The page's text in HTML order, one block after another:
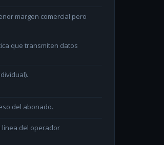
margen comercial pero
que transmiten datos
del abonado.
línea del operador